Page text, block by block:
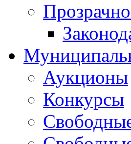
Аукционы
Конкурсы